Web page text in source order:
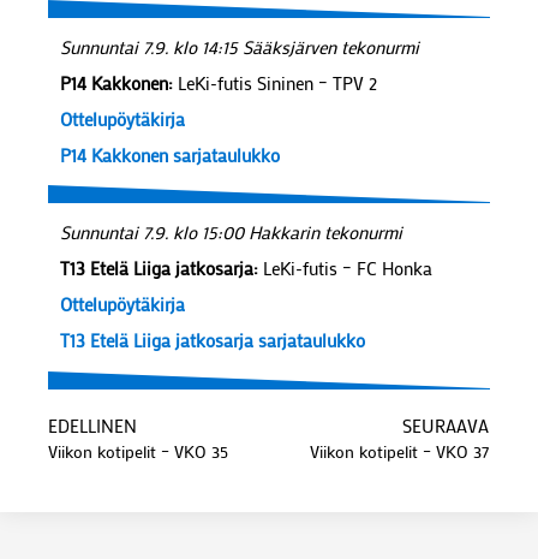
Sunnuntai 7.9. klo 14:15 Sääksjärven tekonurmi
P14 Kakkonen: LeKi-futis Sininen – TPV 2
Ottelupöytäkirja
P14 Kakkonen sarjataulukko
Sunnuntai 7.9. klo 15:00 Hakkarin tekonurmi
T13 Etelä Liiga jatkosarja: LeKi-futis – FC Honka
Ottelupöytäkirja
T13 Etelä Liiga jatkosarja sarjataulukko
EDELLINEN
Viikon kotipelit – VKO 35
SEURAAVA
Viikon kotipelit – VKO 37